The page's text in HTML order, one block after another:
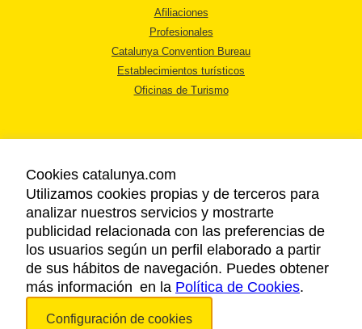
Afiliaciones
Profesionales
Catalunya Convention Bureau
Establecimientos turísticos
Oficinas de Turismo
AVISO LEGAL
POLÍTICA DE PRIVACIDAD
COOKIES
ACCESSIBILIDAD
Copyright © 2026. Agencia Catalana de Turismo. Todos los derechos
Cookies catalunya.com
Utilizamos cookies propias y de terceros para
analizar nuestros servicios y mostrarte
publicidad relacionada con las preferencias de
los usuarios según un perfil elaborado a partir
de sus hábitos de navegación. Puedes obtener
más información en la Política de Cookies.
Configuración de cookies